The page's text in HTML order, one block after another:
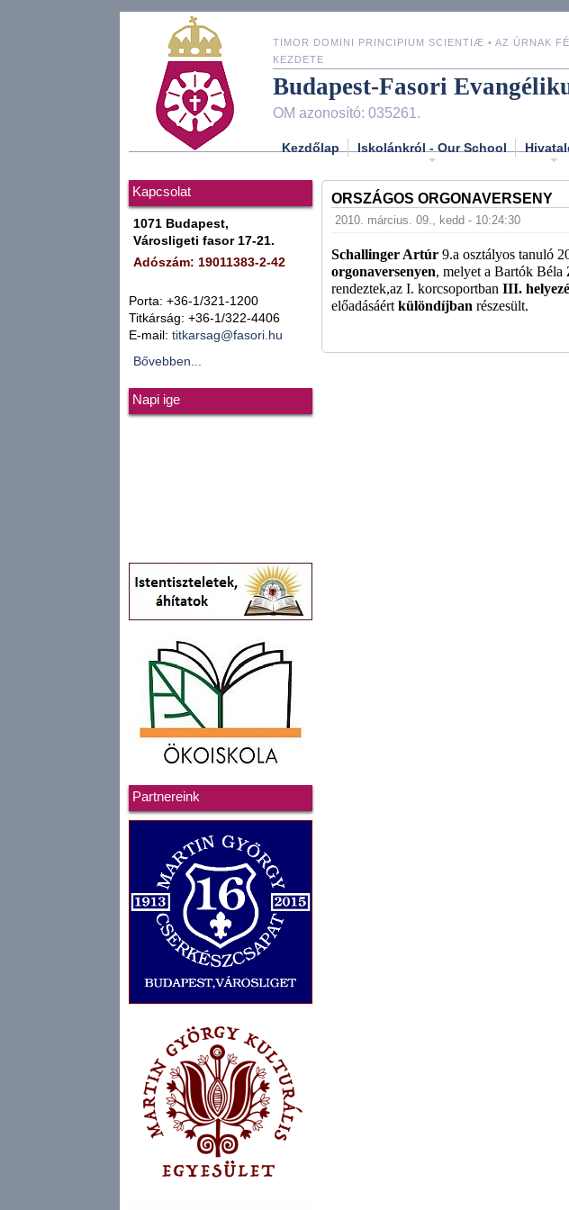
TIMOR DOMINI PRINCIPIUM SCIENTIÆ • AZ ÚRNAK
KEZDETE
Budapest-Fasori
OM azonosító: 035261.
Kezdőlap Iskolánkról - Our School
Kapcsolat
1071 Budapest,
Városligeti fasor 17-21.
Adószám: 19011383-2-42
Porta: +36-1/321-1200
Titkárság: +36-1/322-4406
E-mail: titkarsag@fasori.hu
Bővebben...
Napi ige
Partnereink
ORSZÁGOS ORGONAVERSENY
2010. március. 09., kedd - 10:24:30
Schallinger Artúr 9.a osztályos tanuló
orgonaversenyen, melyet a Bartók Béla
rendeztek,az I. korcsoportban III.
előadásáért különdíjban részesült.